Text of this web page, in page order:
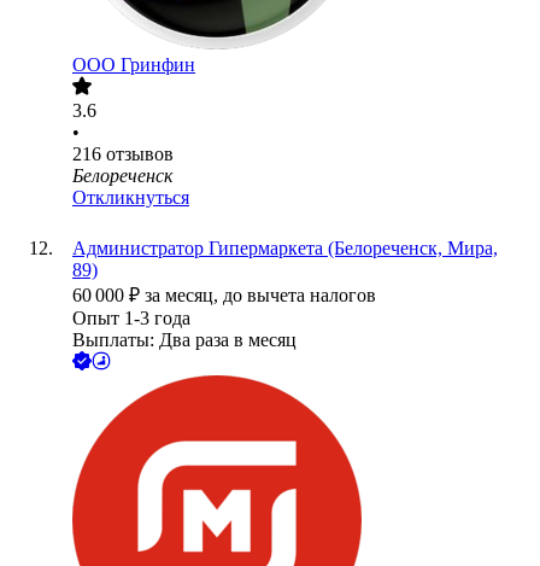
ООО Гринфин
3.6
•
216 отзывов
Белореченск
Откликнуться
Администратор Гипермаркета (Белореченск, Мира,
89)
60 000 ₽ за месяц, до вычета налогов
Опыт 1-3 года
Выплаты: Два раза в месяц